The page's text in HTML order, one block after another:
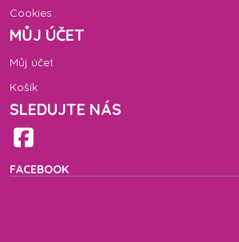
Cookies
MŮJ ÚČET
Můj účet
Košík
SLEDUJTE NÁS
FACEBOOK